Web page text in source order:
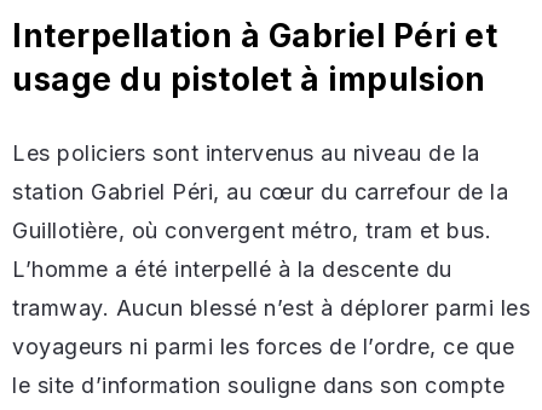
Interpellation à Gabriel Péri et
usage du pistolet à impulsion
Les policiers sont intervenus au niveau de la
station Gabriel Péri, au cœur du carrefour de la
Guillotière, où convergent métro, tram et bus.
L’homme a été interpellé à la descente du
tramway. Aucun blessé n’est à déplorer parmi les
voyageurs ni parmi les forces de l’ordre, ce que
le site d’information souligne dans son compte